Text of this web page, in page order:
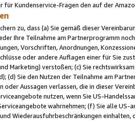
für Kundenservice-Fragen den auf der
zu, dass (a) Sie gemäß dieser
Ihre Teilnahme am Partnerprogramm
Vorschriften, Anordnungen,
oder andere Auflagen einer für Sie
Marketing) verstoßen; (c) Sie
(d) Sie den Nutzen der Teilnahme am
oder Aussagen verlassen, die in dieser
nutzen, wenn Sie US-
wahrnehmen; (f) Sie alle
Wiederausfuhrbeschränkungen